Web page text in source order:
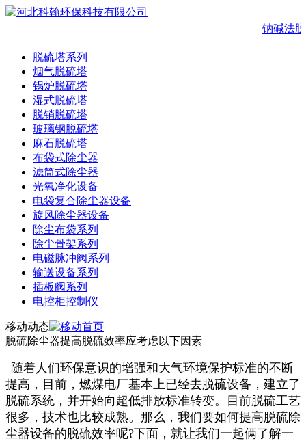
钠碱法
脱硫塔系列
烟气脱硫塔
锅炉脱硫塔
湿式脱硫塔
脱销脱硫塔
玻璃钢脱硫塔
麻石脱硫塔
布袋式除尘器
滤筒式除尘器
光氧净化设备
电袋复合除尘器设备
旋风除尘器设备
除尘布袋系列
除尘骨架系列
电磁脉冲阀系列
输送设备系列
插板阀系列
电控柜控制仪
移动动态
脱硫除尘器提高脱硫效率应考虑以下因素
随着人们环保意识的增强和大气环境保护标准的不断
提高，目前，燃煤电厂基本上已经去脱硫设备，建立了
脱硫系统，并开始向超低排放标准转变。目前脱硫工艺
很多，技术也比较成熟。那么，我们要如何提高脱硫除
尘器设备的脱硫效率呢?下面，就让我们一起俩了解一